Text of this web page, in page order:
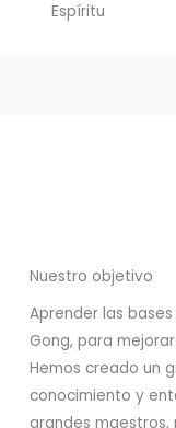
Espíritu
Nuestro objetivo
Aprender las
Gong, para
Hemos creado un
conocimiento y
grandes maestros,